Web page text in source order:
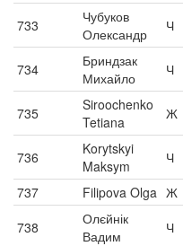
733
Чубуков
Олександр
Ч
734
Бриндзак
Михайло
Ч
735
Siroochenko
Tetiana
Ж
736
Korytskyi
Maksym
Ч
737
Filipova Olga Ж
738
Олєйнік
Вадим
Ч